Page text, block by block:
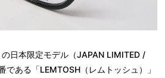
日本限定モデル（JAPAN LIMITED /
である「LEMTOSH（レムトッシュ）」